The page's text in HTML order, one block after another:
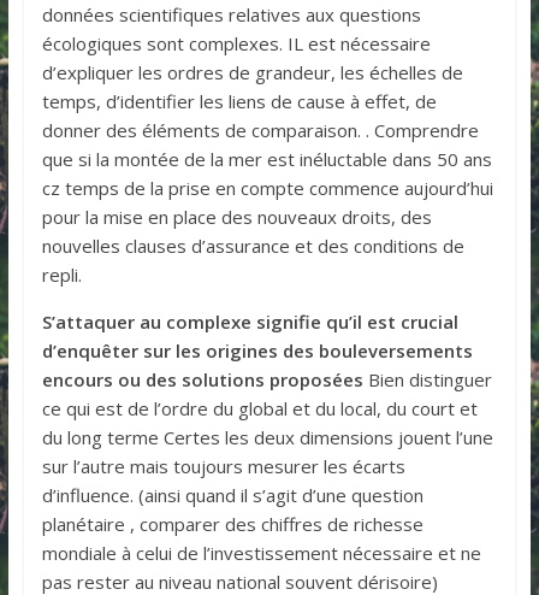
données scientifiques relatives aux questions
écologiques sont complexes. IL est nécessaire
d’expliquer les ordres de grandeur, les échelles de
temps, d’identifier les liens de cause à effet, de
donner des éléments de comparaison. . Comprendre
que si la montée de la mer est inéluctable dans 50 ans
cz temps de la prise en compte commence aujourd’hui
pour la mise en place des nouveaux droits, des
nouvelles clauses d’assurance et des conditions de
repli.
S’attaquer au complexe signifie qu’il est crucial
d’enquêter sur les origines des bouleversements
encours ou des solutions proposées Bien distinguer
ce qui est de l’ordre du global et du local, du court et
du long terme Certes les deux dimensions jouent l’une
sur l’autre mais toujours mesurer les écarts
d’influence. (ainsi quand il s’agit d’une question
planétaire , comparer des chiffres de richesse
mondiale à celui de l’investissement nécessaire et ne
pas rester au niveau national souvent dérisoire)